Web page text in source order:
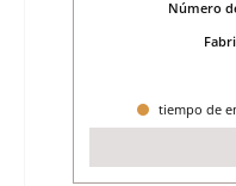
Número
tiempo de